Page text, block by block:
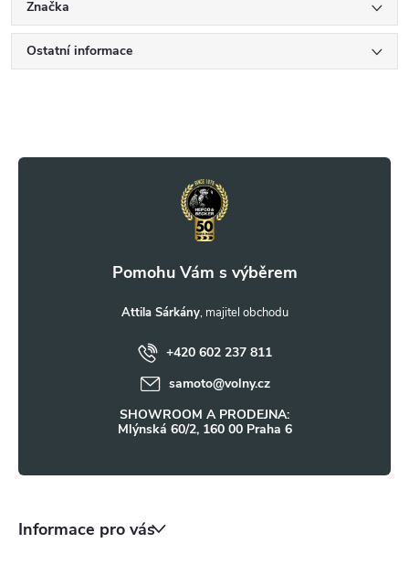
Značka
Ostatní informace
Attila Sárkány
+420 602 237 811
samoto@volny.cz
SHOWROOM A PRODEJNA:
Mlýnská 60/2, 160 00 Praha 6
Informace pro vás